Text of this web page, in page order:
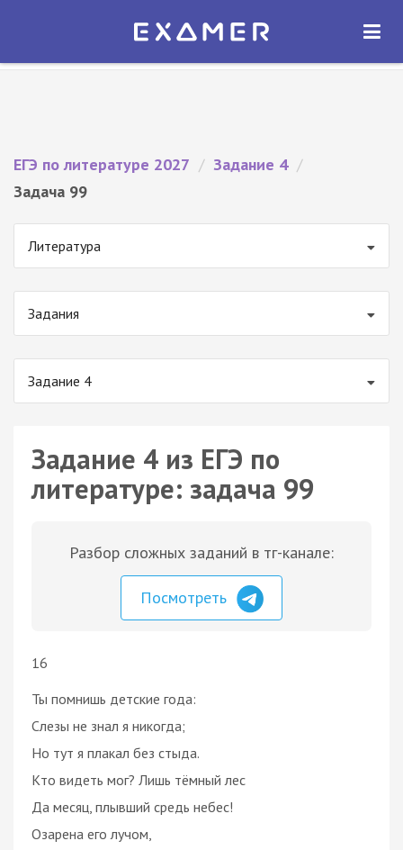
Экзамер — ЕГЭ 2027
ОТКРЫТЬ
ЕГЭ по литературе 2027 / Задание 4 /
Задача 99
Литература
Задания
Задание 4
Задание 4 из ЕГЭ по
литературе: задача 99
Разбор сложных заданий в тг-канале:
Посмотреть
16
Ты помнишь детские года:
Слезы не знал я никогда;
Но тут я плакал без стыда.
Кто видеть мог? Лишь тёмный лес
Да месяц, плывший средь небес!
Озарена его лучом,